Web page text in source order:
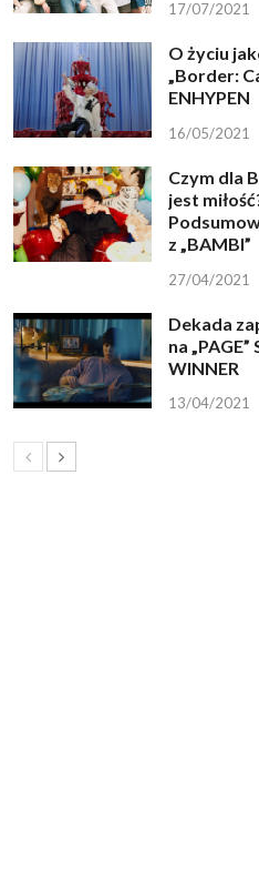
17/07/2021
O życiu
„Border:
ENHYPEN
16/05/2021
Czym dla
jest
z „BAMBI”
27/04/2021
Dekada
na
WINNER
13/04/2021